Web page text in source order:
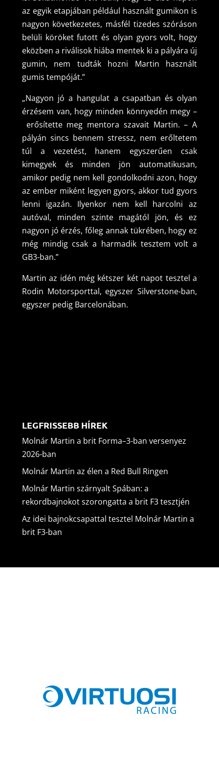
az egyik etapjában például használt gumikon is
nagyon következetes, másfél tizedes szóráson
belüli köröket futott és olyan gyors volt, hogy
eközben a riválisok hiába mentek ki a pályára új
gumin, nem tudták hozni Martin használt
gumis tempóját.”
„Nagyon jó a hangulat a csapatban és olyan
érzésem van, hogy minden könnyedén megy –
erősítette meg mentora szavait Martin. – A
pályán sincs bennem stressz, nem erőltetem
túl a vezetést, hanem egyszerűen csak
kimegyek és minden jön automatikusan,
amikor pedig nem kell gondolkodni azon, hogy
az ember miként legyen gyors, akkor tud gyors
lenni igazán. Ilyenkor nem kell harcolni az
autóval, minden szinte magától jön, és ez
nagyon jó érzés, főleg annak tükrében, hogy ez
még mindig csak a harmadik tesztem volt a
GB3-ban.”
Martin az idén még kétszer két napot tesztel a
Rodin Motorsporttal, egyszer Silverstone-ban,
egyszer pedig Barcelonában.
LEGFRISSEBB HÍREK
Molnár Martin a brit Forma–3-ban versenyez
2026-ban
Molnár Martin az élen a Red Bull Ringen
Molnár Martin szárnyalt Spában: a
rekordbajnokot szorongatta a brit F3 tesztjén
Az idei bajnokcsapattal tesztel Molnár Martin a
brit F3-ban